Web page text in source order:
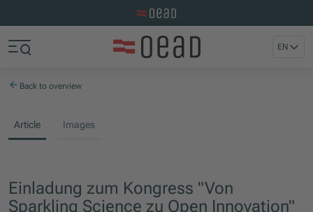
EN
Back to overview
Article Images
Einladung zum Kongress "Von
Sparkling Science zu Open Innovation"